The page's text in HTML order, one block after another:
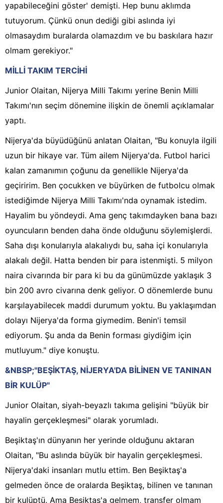
yapabileceğini göster' demişti. Hep bunu aklımda
tutuyorum. Çünkü onun dediği gibi aslında iyi
olmasaydım buralarda olamazdım ve bu baskılara hazır
olmam gerekiyor."
MİLLİ TAKIM TERCİHİ
Junior Olaitan, Nijerya Milli Takımı yerine Benin Milli
Takımı'nın seçim dönemine ilişkin de önemli açıklamalar
yaptı.
Nijerya'da büyüdüğünü anlatan Olaitan, "Bu konuyla ilgili
uzun bir hikaye var. Tüm ailem Nijerya'da. Futbol harici
kalan zamanımın çoğunu da genellikle Nijerya'da
geçiririm. Ben çocukken ve büyürken de futbolcu olmak
istediğimde Nijerya Milli Takımı'nda oynamak istedim.
Hayalim bu yöndeydi. Ama genç takımdayken bana bazı
oyuncuların benden daha önde olduğunu söylemişlerdi.
Saha dışı konularıyla alakalıydı bu, saha içi konularıyla
alakalı değil. Hatta benden bir para istenmişti. 5 milyon
naira civarında bir para ki bu da günümüzde yaklaşık 3
bin 200 avro civarına denk geliyor. O dönemlerde bunu
karşılayabilecek maddi durumum yoktu. Bu yaklaşımdan
dolayı Nijerya'da forma giymedim. Benin'i temsil
ediyorum. Şu anda da Benin forması giydiğim için
mutluyum." diye konuştu.
&NBSP;"BEŞİKTAŞ, NİJERYA'DA BİLİNEN VE TANINAN
BİR KULÜP"
Junior Olaitan, siyah-beyazlı takıma gelişini "büyük bir
hayalin gerçekleşmesi" olarak yorumladı.
Beşiktaş'ın dünyanın her yerinde olduğunu aktaran
Olaitan, "Bu aslında büyük bir hayalin gerçekleşmesi.
Nijerya'daki insanları mutlu ettim. Ben Beşiktaş'a
gelmeden önce de oralarda Beşiktaş, bilinen ve tanınan
bir kulüptü. Ama Beşiktaş'a gelmem, transfer olmam